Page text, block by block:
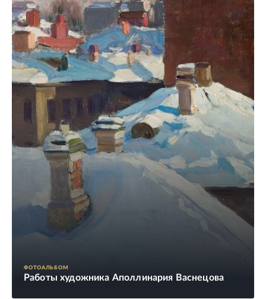
ФОТОАЛЬБОМ
Работы художника Аполлинария Васнецова